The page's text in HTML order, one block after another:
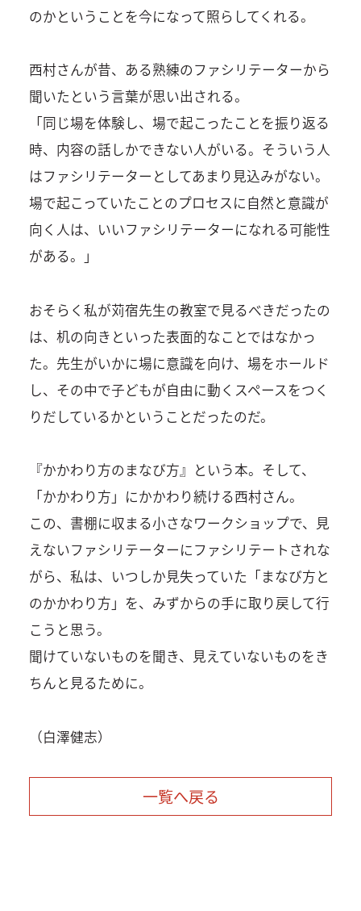
のかということを今になって照らしてくれる。
西村さんが昔、ある熟練のファシリテーターから
聞いたという言葉が思い出される。
「同じ場を体験し、場で起こったことを振り返る
時、内容の話しかできない人がいる。そういう人
はファシリテーターとしてあまり見込みがない。
場で起こっていたことのプロセスに自然と意識が
向く人は、いいファシリテーターになれる可能性
がある。」
おそらく私が苅宿先生の教室で見るべきだったの
は、机の向きといった表面的なことではなかっ
た。先生がいかに場に意識を向け、場をホールド
し、その中で子どもが自由に動くスペースをつく
りだしているかということだったのだ。
『かかわり方のまなび方』という本。そして、
「かかわり方」にかかわり続ける西村さん。
この、書棚に収まる小さなワークショップで、見
えないファシリテーターにファシリテートされな
がら、私は、いつしか見失っていた「まなび方と
のかかわり方」を、みずからの手に取り戻して行
こうと思う。
聞けていないものを聞き、見えていないものをき
ちんと見るために。
（白澤健志）
一覧へ戻る